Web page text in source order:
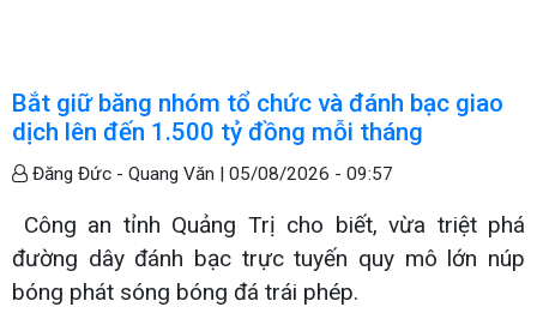
Bắt giữ băng nhóm tổ chức và đánh bạc giao
dịch lên đến 1.500 tỷ đồng mỗi tháng
Đăng Đức - Quang Văn | 05/08/2026 - 09:57
Công an tỉnh Quảng Trị cho biết, vừa triệt phá
đường dây đánh bạc trực tuyến quy mô lớn núp
bóng phát sóng bóng đá trái phép.